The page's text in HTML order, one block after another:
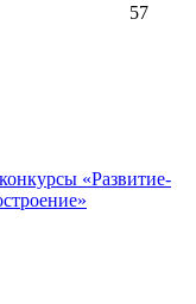
57
«Развитие-